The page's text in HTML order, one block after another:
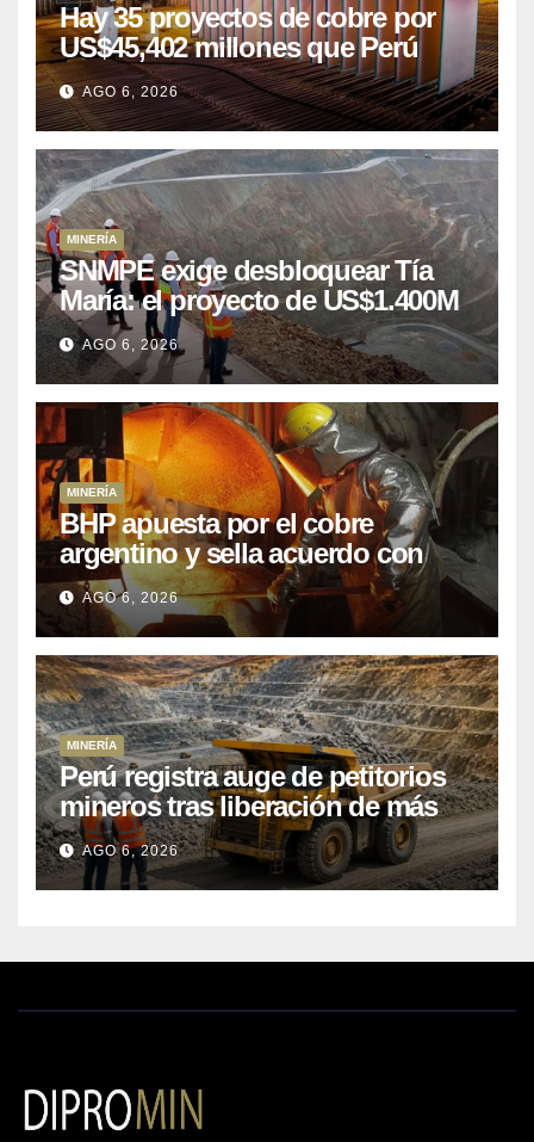
Hay 35 proyectos de cobre por
US$45,402 millones que Perú
puede aprovechar
AGO 6, 2026
MINERÍA
SNMPE exige desbloquear Tía
María: el proyecto de US$1.400M
que Perú lleva 15 años
posponiendo
AGO 6, 2026
MINERÍA
BHP apuesta por el cobre
argentino y sella acuerdo con
Kobrea para siete proyecto
AGO 6, 2026
MINERÍA
Perú registra auge de petitorios
mineros tras liberación de más
de mil concesiones para explorar
cobre y oro
AGO 6, 2026